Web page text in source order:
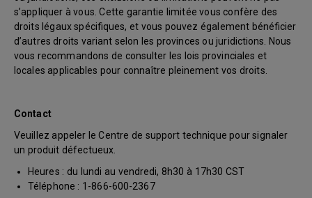
s’appliquer à vous. Cette garantie limitée vous confère des
droits légaux spécifiques, et vous pouvez également bénéficier
d’autres droits variant selon les provinces ou juridictions. Nous
vous recommandons de consulter les lois provinciales et
locales applicables pour connaître pleinement vos droits.
Contact
Veuillez appeler le Centre de support technique pour signaler
un produit défectueux.
Heures : du lundi au vendredi, 8h30 à 17h30 CST
Téléphone : 1-866-600-2367